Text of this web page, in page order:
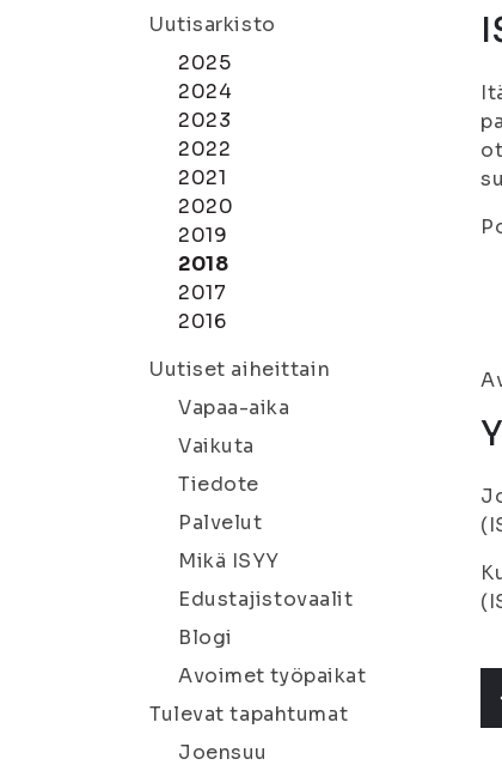
Uutisarkisto
2025
2024
2023
2022
2021
2020
2019
2018
2017
2016
Uutiset aiheittain
Vapaa-aika
Vaikuta
Tiedote
Palvelut
Mikä ISYY
Edustajistovaalit
Blogi
Avoimet työpaikat
Tulevat tapahtumat
Joensuu